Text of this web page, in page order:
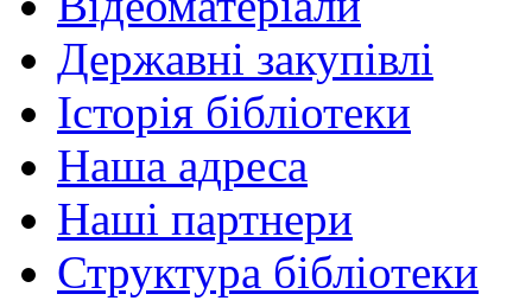
Державні закупівлі
Історія бібліотеки
Наша адреса
Наші партнери
Структура бібліотеки